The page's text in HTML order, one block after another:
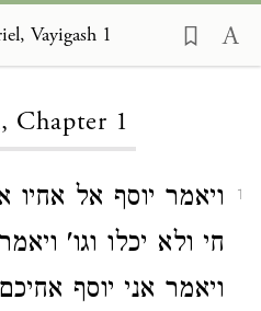
Vayigash 1
Chapter 1
1
ויאמר יוסף אל אחיו
חי ולא יכלו וגו'
ויאמר אני יוסף